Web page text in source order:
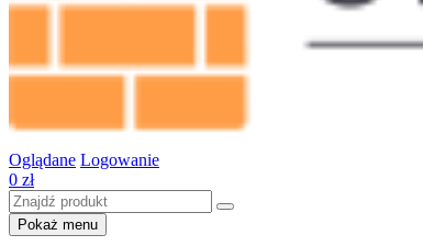
Oglądane Logowanie
0 zł
Pokaż menu